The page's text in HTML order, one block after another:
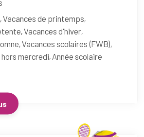
Vacances de printemps
Vacances d'hiver
Vacances scolaires (FWB)
hors mercredi Année scolaire